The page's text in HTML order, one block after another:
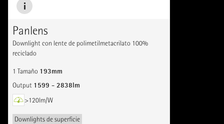
Panlens
Downlight con lente de polimetilmetacrilato 100%
reciclado
1 Tamaño 193mm
Output 1599 - 2838lm
>120lm/W
Downlights de superficie